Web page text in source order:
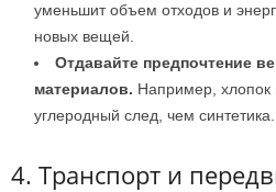
уменьшит объем отходов и
новых вещей.
Отдавайте предпочтение
материалов. Например,
углеродный след, чем синтетика.
4. Транспорт и